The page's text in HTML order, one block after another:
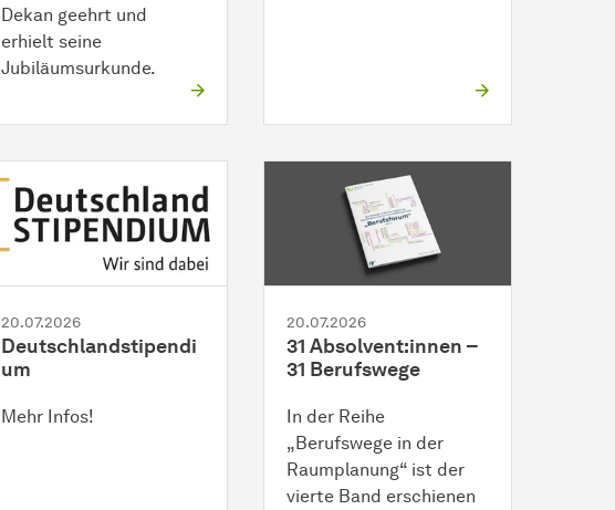
Dekan geehrt und
erhielt seine
Jubiläumsurkunde.
20.07.2026
Deutschlandstipendi
um
Mehr Infos!
20.07.2026
31 Absolvent:innen –
31 Berufswege
In der Reihe
„Berufswege in der
Raumplanung“ ist der
vierte Band erschienen